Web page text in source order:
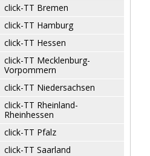
click-TT Bremen
click-TT Hamburg
click-TT Hessen
click-TT Mecklenburg-
Vorpommern
click-TT Niedersachsen
click-TT Rheinland-
Rheinhessen
click-TT Pfalz
click-TT Saarland